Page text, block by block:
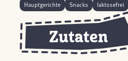
Hauptgerichte Snacks laktosefrei